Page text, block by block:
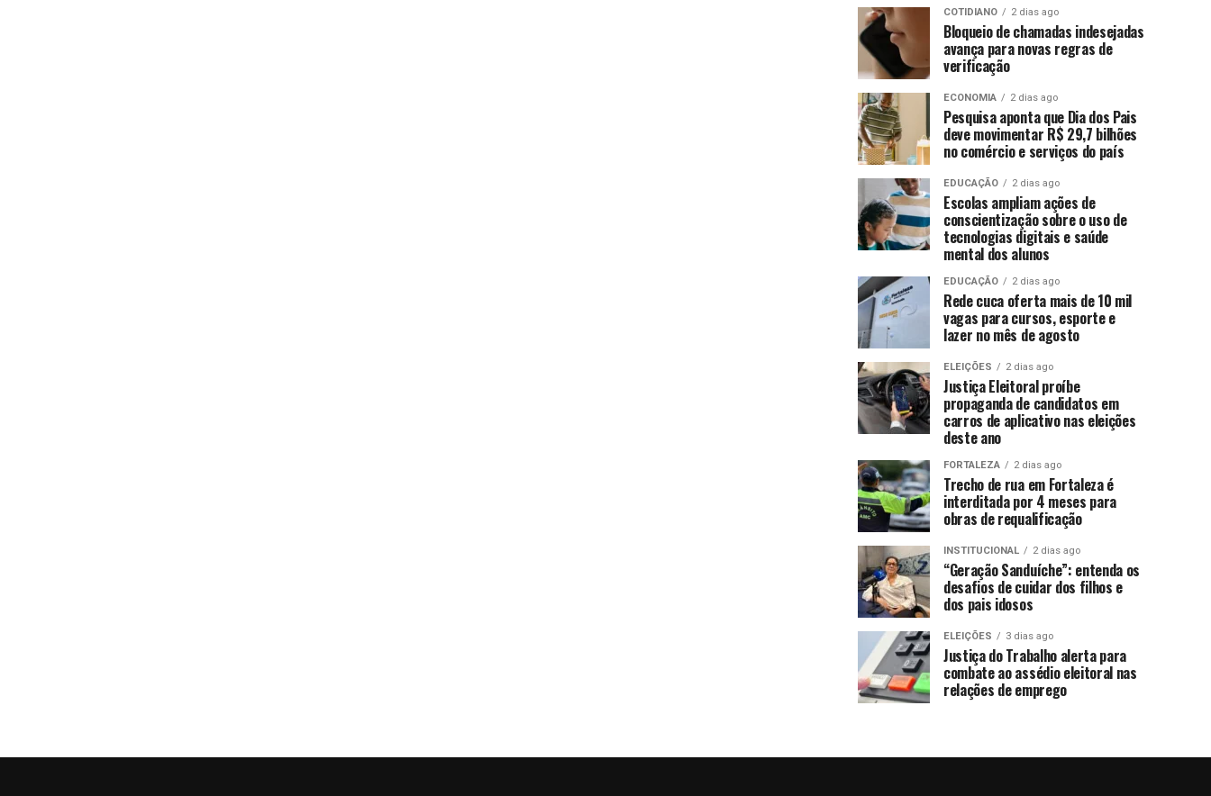
COTIDIANO 2 dias ago
Bloqueio de chamadas indesejadas
avança para novas regras de
verificação
ECONOMIA 2 dias ago
Pesquisa aponta que Dia dos Pais
deve movimentar R$ 29,7 bilhões
no comércio e serviços do país
EDUCAÇÃO 2 dias ago
Escolas ampliam ações de
conscientização sobre o uso de
tecnologias digitais e saúde
mental dos alunos
EDUCAÇÃO 2 dias ago
Rede cuca oferta mais de 10 mil
vagas para cursos, esporte e
lazer no mês de agosto
ELEIÇÕES 2 dias ago
Justiça Eleitoral proíbe
propaganda de candidatos em
carros de aplicativo nas eleições
deste ano
FORTALEZA 2 dias ago
Trecho de rua em Fortaleza é
interditada por 4 meses para
obras de requalificação
INSTITUCIONAL 2 dias ago
“Geração Sanduíche”: entenda os
desafios de cuidar dos filhos e
dos pais idosos
ELEIÇÕES 3 dias ago
Justiça do Trabalho alerta para
combate ao assédio eleitoral nas
relações de emprego